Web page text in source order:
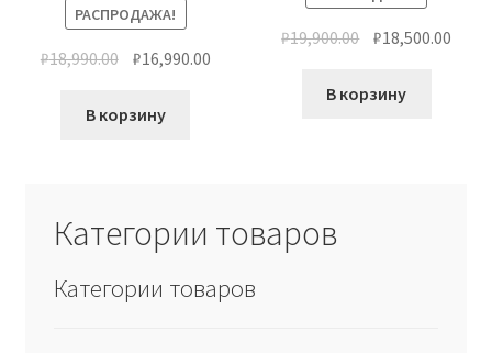
РАСПРОДАЖА!
₽18,990.00 ₽16,990.00
В корзину
₽19,900.00 ₽18,500.00
В корзину
Категории товаров
Категории товаров